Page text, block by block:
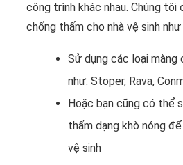
công trình khác nhau. Chúng tôi
chống thấm cho nhà vệ sinh như
Sử dụng các loại
như: Stoper, Rava,
Hoặc bạn cũng có thể
thấm dạng khò nóng
vệ sinh